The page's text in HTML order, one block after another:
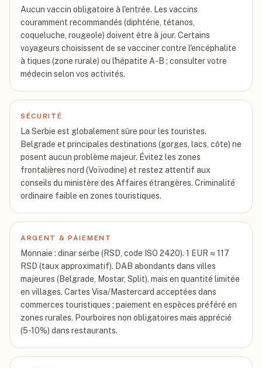
Aucun vaccin obligatoire à l'entrée. Les vaccins
couramment recommandés (diphtérie, tétanos,
coqueluche, rougeole) doivent être à jour. Certains
voyageurs choisissent de se vacciner contre l'encéphalite
à tiques (zone rurale) ou l'hépatite A-B ; consulter votre
médecin selon vos activités.
SÉCURITÉ
La Serbie est globalement sûre pour les touristes.
Belgrade et principales destinations (gorges, lacs, côte) ne
posent aucun problème majeur. Évitez les zones
frontalières nord (Voïvodine) et restez attentif aux
conseils du ministère des Affaires étrangères. Criminalité
ordinaire faible en zones touristiques.
ARGENT & PAIEMENT
Monnaie : dinar serbe (RSD, code ISO 2420). 1 EUR ≈ 117
RSD (taux approximatif). DAB abondants dans villes
majeures (Belgrade, Mostar, Split), mais en quantité limitée
en villages. Cartes Visa/Mastercard acceptées dans
commerces touristiques ; paiement en espèces préféré en
zones rurales. Pourboires non obligatoires mais apprécié
(5-10%) dans restaurants.